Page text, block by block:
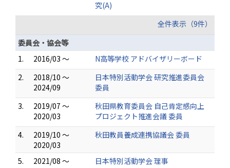
究(A)
全件表示（9件）
委員会・協会等
1.
2016/03 ～
N高等学校 アドバイザリーボード
2.
2018/10 ～
2024/09
日本特別活動学会 研究推進委員会
委員
3.
2019/07 ～
2020/03
秋田県教育委員会 自己肯定感向上
プロジェクト推進会議 委員
4.
2019/10 ～
2020/03
秋田教員養成連携協議会 委員
5. 2021/08 ～ 日本特別活動学会 理事